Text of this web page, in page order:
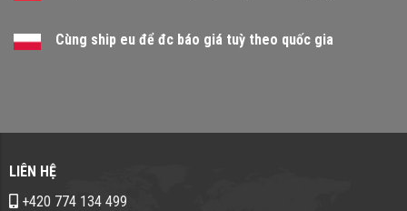
Cùng ship eu để đc báo giá tuỳ theo quốc gia
LIÊN HỆ
+420 774 134 499